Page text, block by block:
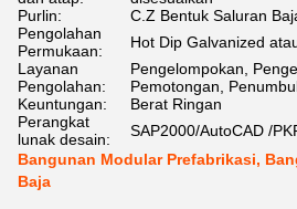
Purlin:
C.Z Bentuk Saluran
Pengolahan
Permukaan:
Hot Dip Galvanized
Layanan
Pengolahan:
Pengelompokan,
Pemotongan,
Keuntungan:
Berat Ringan
Perangkat
lunak desain:
SAP2000/AutoCAD /
Bangunan Modular Prefabrikasi,
Baja